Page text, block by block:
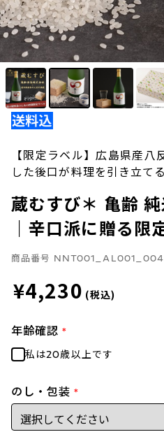
【限定ラベル】広島県産八
した後口が料理を引き立て
蔵むすび＊ 亀齢
｜辛口派に贈る限
商品番号 NNT001_AL001_004
¥4,230 (税込)
年齢確認 *
私は20歳以上です
のし・包装 *